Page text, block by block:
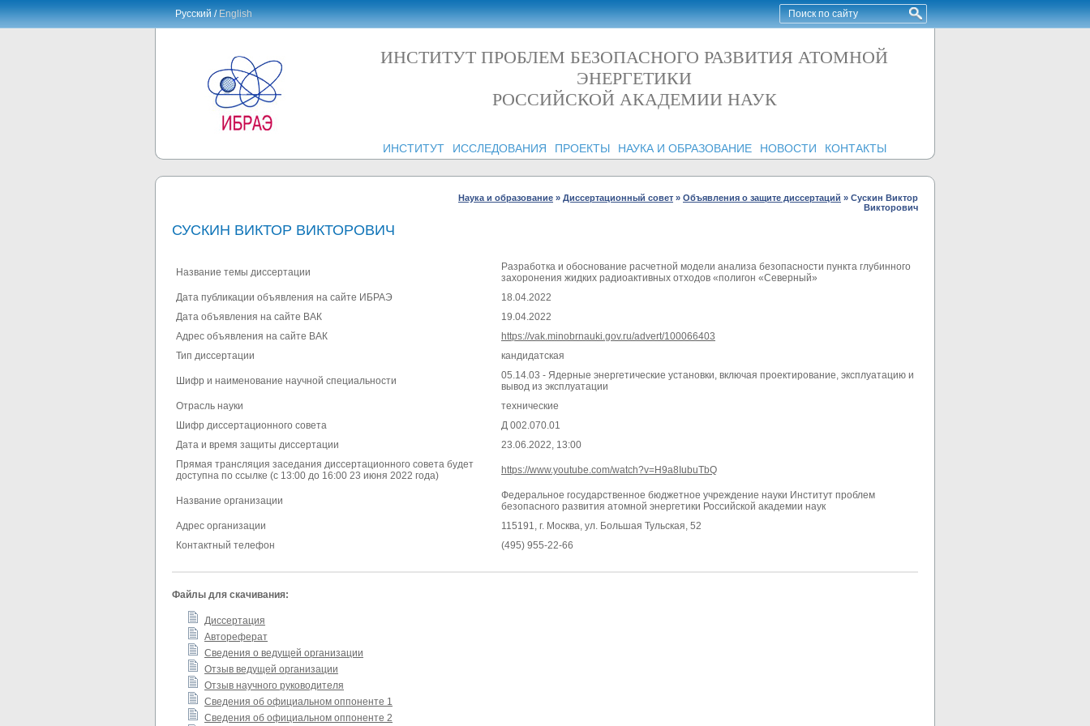
Русский /English
ИНСТИТУТ ПРОБЛЕМ БЕЗОПАСНОГО РАЗВИТИЯ АТОМНОЙ
ЭНЕРГЕТИКИ
РОССИЙСКОЙ АКАДЕМИИ НАУК
ИНСТИТУТ ИССЛЕДОВАНИЯ ПРОЕКТЫ НАУКА И ОБРАЗОВАНИЕ НОВОСТИ КОНТАКТЫ
Наука и образование » Диссертационный совет » Объявления о защите диссертаций » Сускин Виктор
Викторович
СУСКИН ВИКТОР ВИКТОРОВИЧ
Название темы диссертации
Разработка и обоснование расчетной модели анализа безопасности пункта глубинного
захоронения жидких радиоактивных отходов «полигон «Северный»
Дата публикации объявления на сайте ИБРАЭ
18.04.2022
Дата объявления на сайте ВАК
19.04.2022
Адрес объявления на сайте ВАК
https://vak.minobrnauki.gov.ru/advert/100066403
Тип диссертации
кандидатская
Шифр и наименование научной специальности
05.14.03 - Ядерные энергетические установки, включая проектирование, эксплуатацию и
вывод из эксплуатации
Отрасль науки
технические
Шифр диссертационного совета
Д 002.070.01
Дата и время защиты диссертации
23.06.2022, 13:00
Прямая трансляция заседания диссертационного совета будет
доступна по ссылке (с 13:00 до 16:00 23 июня 2022 года)
https://www.youtube.com/watch?v=H9a8IubuTbQ
Название организации
Федеральное государственное бюджетное учреждение науки Институт проблем
безопасного развития атомной энергетики Российской академии наук
Адрес организации
115191, г. Москва, ул. Большая Тульская, 52
Контактный телефон
(495) 955-22-66
Файлы для скачивания:
Диссертация
Автореферат
Сведения о ведущей организации
Отзыв ведущей организации
Отзыв научного руководителя
Сведения об официальном оппоненте 1
Сведения об официальном оппоненте 2